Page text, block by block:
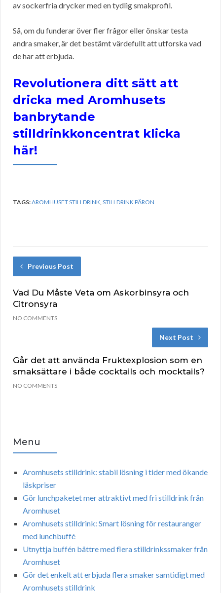
av sockerfria drycker med en tydlig smakprofil.
Så, om du funderar över fler frågor eller önskar testa
andra smaker, är det bestämt värdefullt att utforska vad
de har att erbjuda.
Revolutionera ditt sätt att
dricka med Aromhusets
banbrytande
stilldrinkkoncentrat klicka
här!
TAGS:AROMHUSET STILLDRINK,STILLDRINK PÄRON
Previous Post
Vad Du Måste Veta om Askorbinsyra och
Citronsyra
NO COMMENTS
Next Post
Går det att använda Fruktexplosion som en
smaksättare i både cocktails och mocktails?
NO COMMENTS
Menu
Aromhusets stilldrink: stabil lösning i tider med ökande
läskpriser
Gör lunchpaketet mer attraktivt med fri stilldrink från
Aromhuset
Aromhusets stilldrink: Smart lösning för restauranger
med lunchbuffé
Utnyttja buffén bättre med flera stilldrinkssmaker från
Aromhuset
Gör det enkelt att erbjuda flera smaker samtidigt med
Aromhusets stilldrink